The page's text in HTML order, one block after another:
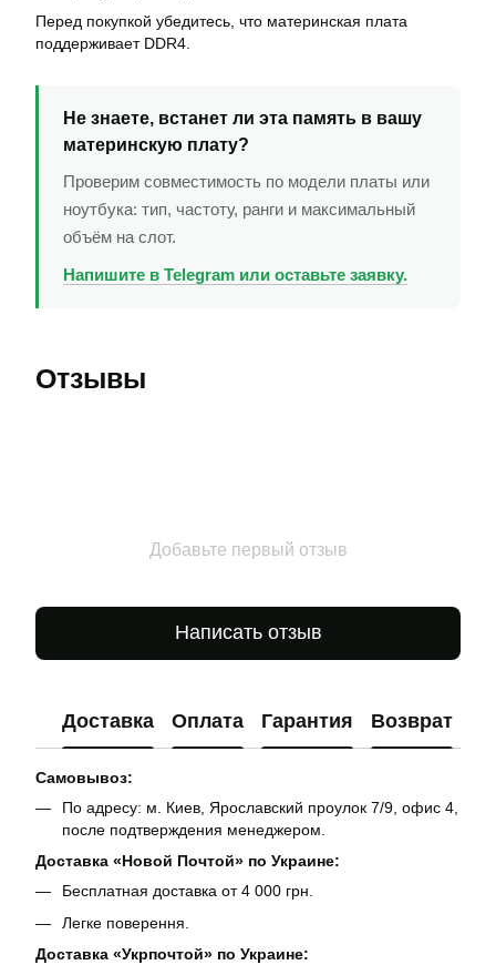
Перед покупкой убедитесь, что материнская плата
поддерживает DDR4.
Не знаете, встанет ли эта память в вашу
материнскую плату?
Проверим совместимость по модели платы или
ноутбука: тип, частоту, ранги и максимальный
объём на слот.
Напишите в Telegram или оставьте заявку.
Отзывы
Добавьте первый отзыв
Написать отзыв
Доставка Оплата Гарантия Возврат
Самовывоз:
По адресу: м. Киев, Ярославский проулок 7/9, офис 4,
после подтверждения менеджером.
Доставка «Новой Почтой» по Украине:
Бесплатная доставка от 4 000 грн.
Легке поверення.
Доставка «Укрпочтой» по Украине: